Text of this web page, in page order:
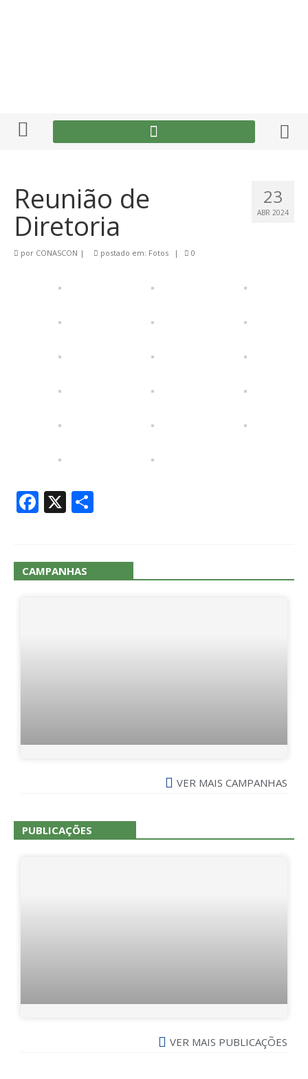
23
ABR 2024
Reunião de
Diretoria
por CONASCON | postado em: Fotos | 0
Facebook
X
CAMPANHAS
VER MAIS CAMPANHAS
PUBLICAÇÕES
VER MAIS PUBLICAÇÕES